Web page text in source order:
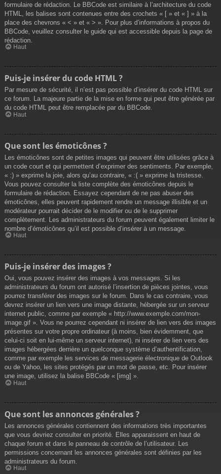
formulaire de rédaction. Le BBCode est similaire à l’architecture du code
HTML, les balises sont contenues entre des crochets « [ » et « ] » à la
place des chevrons « < » et « > ». Pour plus d’informations à propos du
BBCode, veuillez consulter le guide qui est accessible depuis la page de
rédaction.
Haut
Puis-je insérer du code HTML ?
Par mesure de sécurité, il n’est pas possible d’insérer du code HTML sur
ce forum. La majeure partie de la mise en forme qui peut être générée par
du code HTML peut être remplacée par du BBCode.
Haut
Que sont les émoticônes ?
Les émoticônes sont de petites images qui peuvent être utilisées grâce à
un code court et qui permettent d’exprimer des sentiments. Par exemple,
« :) » exprime la joie, alors qu’au contraire, « :( » exprime la tristesse.
Vous pouvez consulter la liste complète des émoticônes depuis le
formulaire de rédaction. Essayez cependant de ne pas abuser des
émoticônes, elles peuvent rapidement rendre un message illisible et un
modérateur pourrait décider de le modifier ou de le supprimer
complètement. Les administrateurs du forum peuvent également limiter le
nombre d’émoticônes qu’il est possible d’insérer à un message.
Haut
Puis-je insérer des images ?
Oui, vous pouvez insérer des images à vos messages. Si les
administrateurs du forum ont autorisé l’insertion de pièces jointes, vous
pourrez transférer des images sur le forum. Dans le cas contraire, vous
devrez insérer un lien vers une image distante, hébergée sur un serveur
internet public, comme par exemple « http://www.exemple.com/mon-
image.gif ». Vous ne pourrez cependant ni insérer de lien vers des images
présentes sur votre propre ordinateur (à moins, bien évidemment, que
celui-ci soit en lui-même un serveur internet), ni insérer de lien vers des
images hébergées derrière un quelconque système d’authentification,
comme par exemple les services de messagerie électronique de Outlook
ou de Yahoo, les sites protégés par un mot de passe, etc. Pour insérer
une image, utilisez la balise BBCode « [img] ».
Haut
Que sont les annonces générales ?
Les annonces générales contiennent des informations très importantes
que vous devriez consulter en priorité. Elles apparaissent en haut de
chaque forum et dans le panneau de contrôle de l’utilisateur. Les
permissions concernant les annonces générales sont définies par les
administrateurs du forum.
Haut